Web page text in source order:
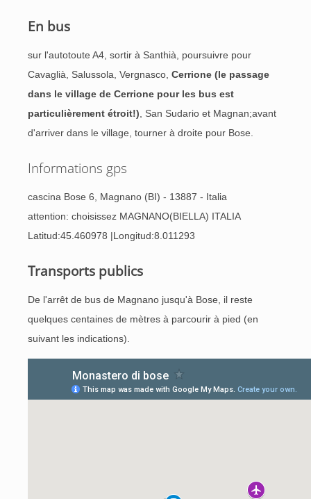
En bus
sur l'autotoute A4, sortir à Santhià, poursuivre pour
Cavaglià, Salussola, Vergnasco, Cerrione (le passage
dans le village de Cerrione pour les bus est
particulièrement étroit!) , San Sudario et Magnan;avant
d'arriver dans le village, tourner à droite pour Bose.
Informations gps
cascina Bose 6, Magnano (BI) - 13887 - Italia
attention: choisissez MAGNANO(BIELLA) ITALIA
Latitud:45.460978 |Longitud:8.011293
Transports publics
De l'arrêt de bus de Magnano jusqu'à Bose, il reste
quelques centaines de mètres à parcourir à pied (en
suivant les indications).